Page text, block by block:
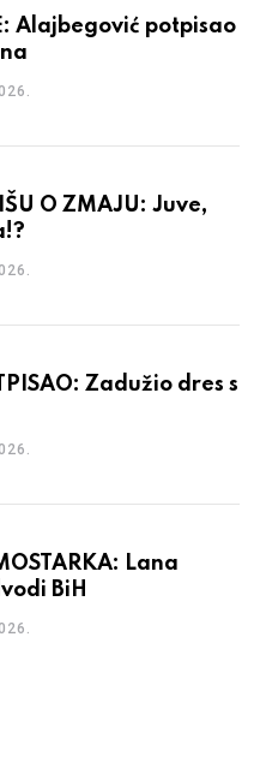
Alajbegović potpisao
O ZMAJU: Juve,
Zadužio dres s
Lana
BiH